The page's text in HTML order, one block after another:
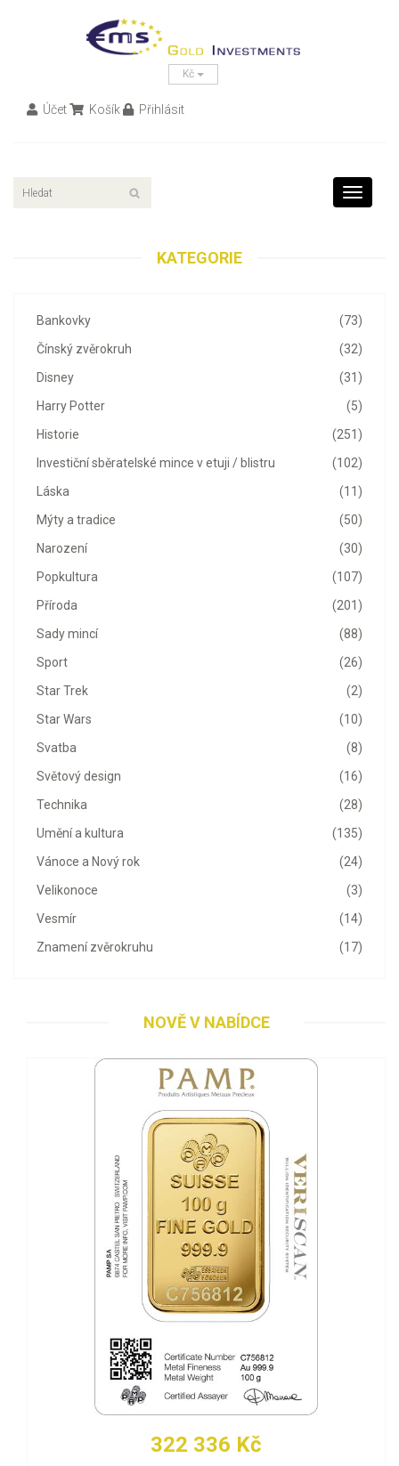
Kč
Účet Košík Přihlásit
Toggle
KATEGORIE
(73)
Bankovky
(32)
Čínský zvěrokruh
(31)
Disney
(5)
Harry Potter
(251)
Historie
(102)
Investiční sběratelské mince v etuji / blistru
(11)
Láska
(50)
Mýty a tradice
(30)
Narození
(107)
Popkultura
(201)
Příroda
(88)
Sady mincí
(26)
Sport
(2)
Star Trek
(10)
Star Wars
(8)
Svatba
(16)
Světový design
(28)
Technika
(135)
Umění a kultura
(24)
Vánoce a Nový rok
(3)
Velikonoce
(14)
Vesmír
(17)
Znamení zvěrokruhu
NOVĚ V NABÍDCE
322 336 Kč